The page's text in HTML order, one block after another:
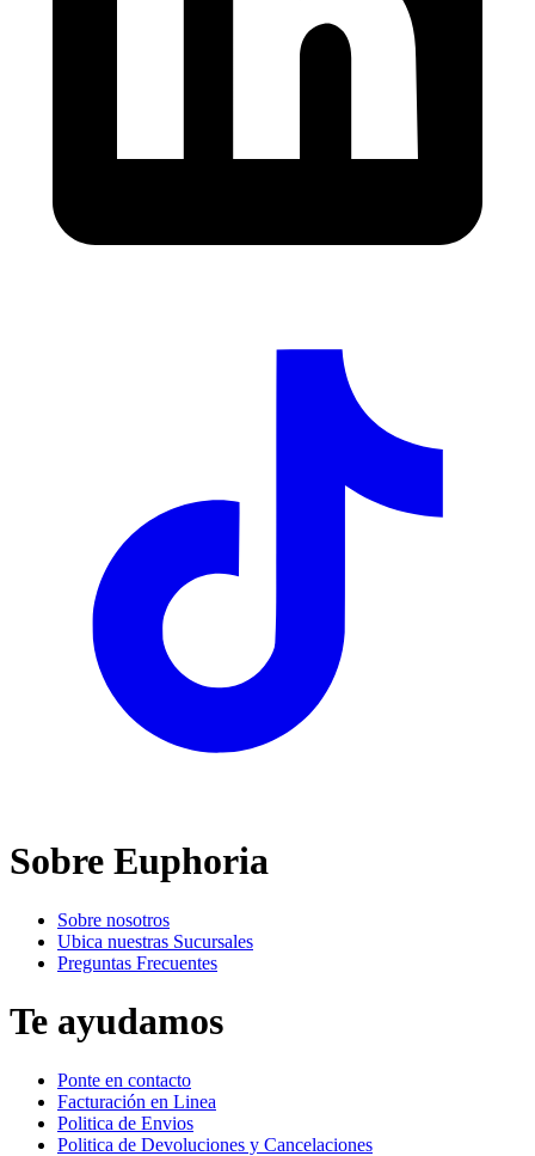
Sobre Euphoria
Sobre nosotros
Ubica nuestras Sucursales
Preguntas Frecuentes
Te ayudamos
Ponte en contacto
Facturación en Linea
Politica de Envios
Politica de Devoluciones y Cancelaciones